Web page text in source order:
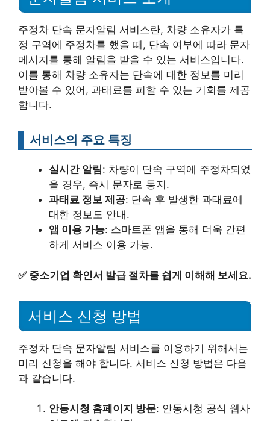
주정차 단속 문자알림 서비스란, 차량 소유자가 특
정 구역에 주정차를 했을 때, 단속 여부에 따라 문자
메시지를 통해 알림을 받을 수 있는 서비스입니다.
이를 통해 차량 소유자는 단속에 대한 정보를 미리
받아볼 수 있어, 과태료를 피할 수 있는 기회를 제공
합니다.
서비스의 주요 특징
실시간 알림: 차량이 단속 구역에 주정차되었
을 경우, 즉시 문자로 통지.
과태료 정보 제공: 단속 후 발생한 과태료에
대한 정보도 안내.
앱 이용 가능: 스마트폰 앱을 통해 더욱 간편
하게 서비스 이용 가능.
✅ 중소기업 확인서 발급 절차를 쉽게 이해해 보세요.
서비스 신청 방법
주정차 단속 문자알림 서비스를 이용하기 위해서는
미리 신청을 해야 합니다. 서비스 신청 방법은 다음
과 같습니다.
안동시청 홈페이지 방문: 안동시청 공식 웹사